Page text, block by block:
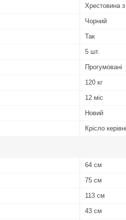
Хрестовина
Чорний
Так
5 шт.
Прогумовані
120 кг
12 міс
Новий
Крісло
64 см
75 см
113 см
43 см